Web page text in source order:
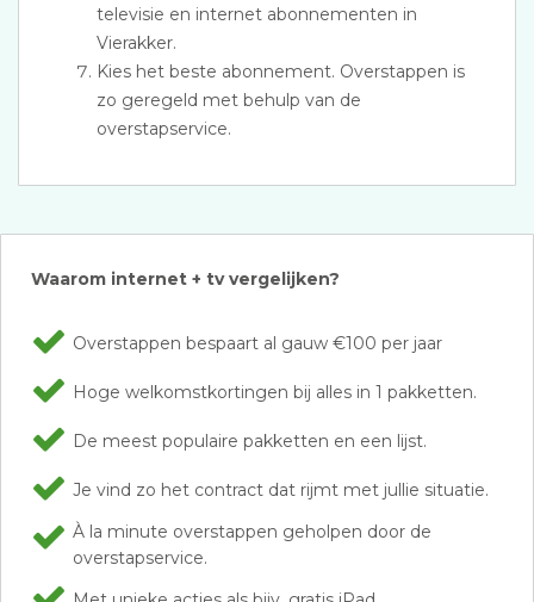
televisie en internet abonnementen in
Vierakker.
Kies het beste abonnement. Overstappen is
zo geregeld met behulp van de
overstapservice.
Waarom internet + tv vergelijken?
Overstappen bespaart al gauw €100 per jaar
Hoge welkomstkortingen bij alles in 1 pakketten.
De meest populaire pakketten en een lijst.
Je vind zo het contract dat rijmt met jullie situatie.
À la minute overstappen geholpen door de
overstapservice.